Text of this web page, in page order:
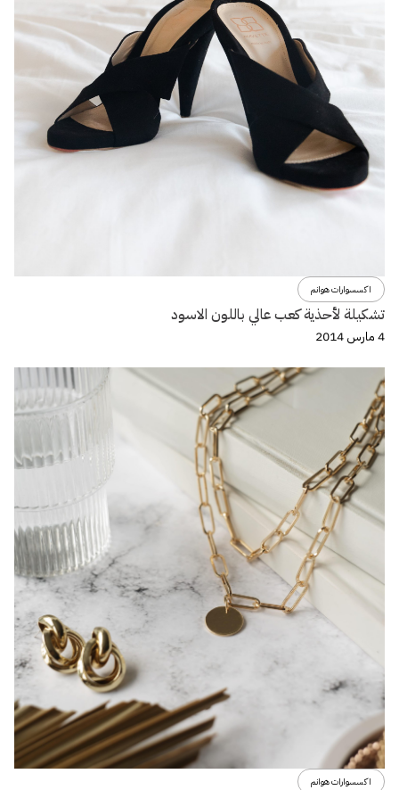
اكسسوارات هوانم
تشكيلة لأحذية كعب عالي باللون الاسود
4 مارس 2014
اكسسوارات هوانم